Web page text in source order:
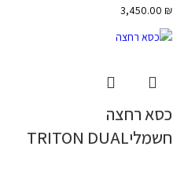
3,450.00 ₪
כסא רחצה
חשמליTRITON DUAL